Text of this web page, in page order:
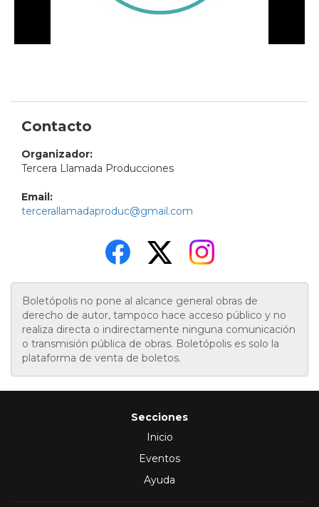
Contacto
Organizador:
Tercera Llamada Producciones
Email:
tercerallamadaproduc@gmail.com
Boletópolis no pone al alcance general obras de
derecho de autor, tampoco hace acceso público y no
realiza directa o indirectamente ninguna comunicación
o transmisión pública de obras. Boletópolis es solo la
plataforma de venta de boletos.
Secciones
Inicio
Eventos
Ayuda